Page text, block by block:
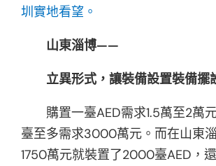
圳實地看望。
山東淄博——
立異形式，讓裝備設置裝備擺
購置一臺AED需求1.5萬至2萬
臺至多需求3000萬元。而在山東
1750萬元就裝置了2000臺AED，